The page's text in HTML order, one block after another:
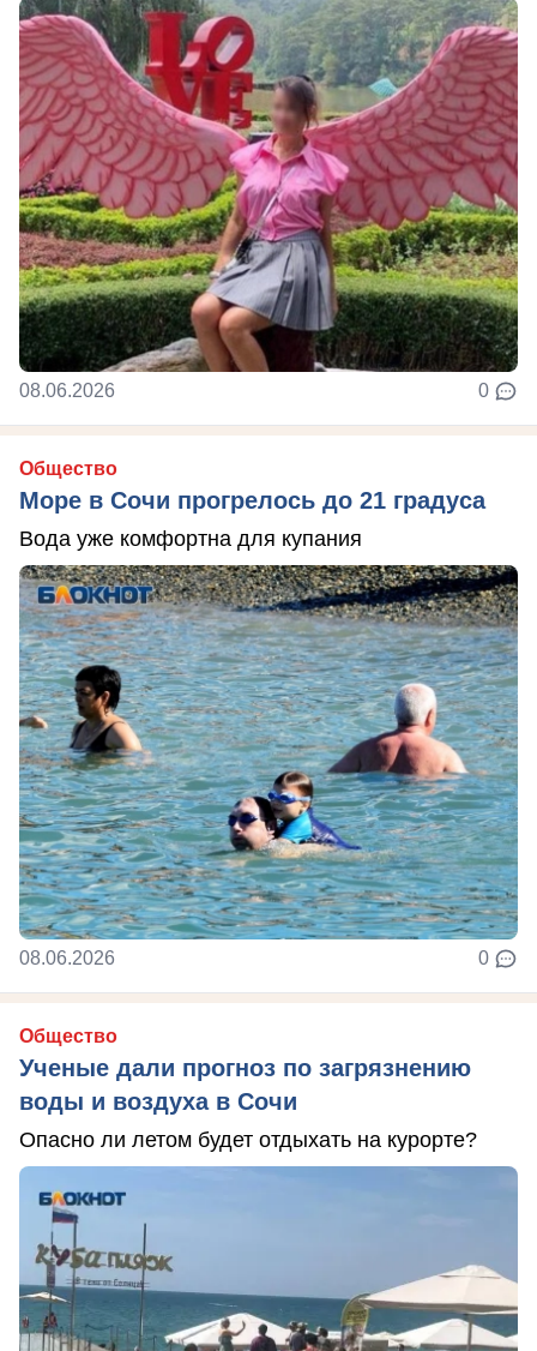
08.06.2026 0
Общество
Море в Сочи прогрелось до 21 градуса
Вода уже комфортна для купания
08.06.2026 0
Общество
Ученые дали прогноз по загрязнению
воды и воздуха в Сочи
Опасно ли летом будет отдыхать на курорте?